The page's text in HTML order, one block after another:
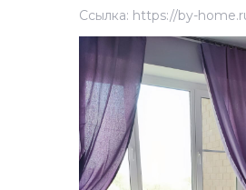
Ссылка: https://by-